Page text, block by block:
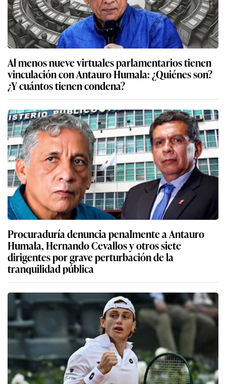
Al menos nueve virtuales parlamentarios tienen
vinculación con Antauro Humala: ¿Quiénes son?
¿Y cuántos tienen condena?
Procuraduría denuncia penalmente a Antauro
Humala, Hernando Cevallos y otros siete
dirigentes por grave perturbación de la
tranquilidad pública